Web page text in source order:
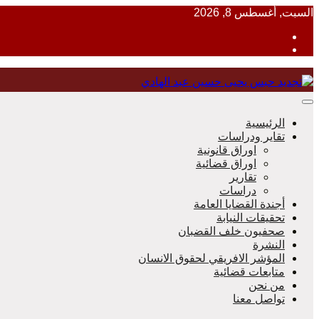
Skip
content
السبت, أغسطس 8, 2026
منظمة حقوقية مصرية تدافع عن حقوق الانسان
الرئيسية
تقاير ودراسات
اوراق قانونية
اوراق قضائية
تقارير
دراسات
أجندة القضايا العامة
تحقيقات النيابة
صحفيون خلف القضبان
النشرة
المؤشر الافريقي لحقوق الانسان
متابعات قضائية
من نحن
تواصل معنا